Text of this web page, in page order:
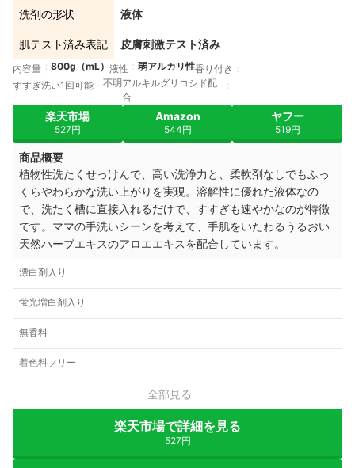
洗剤の形状 液体
肌テスト済み表記 皮膚刺激テスト済み
内容量 800g（mL） 液性 弱アルカリ性香り付き
すすぎ洗い1回可能
不明 アルキルグリコシド配
合
楽天市場
527円
Amazon
544円
ヤフー
519円
商品概要
植物性洗たくせっけんで、高い洗浄力と、柔軟剤なしでもふっ
くらやわらかな洗い上がりを実現。溶解性に優れた液体なの
で、洗たく槽に直接入れるだけで、すすぎも速やかなのが特徴
です。ママの手洗いシーンを考えて、手肌をいたわるうるおい
天然ハーブエキスのアロエエキスを配合しています。
漂白剤入り
蛍光増白剤入り
無香料
着色料フリー
全部見る
楽天市場で詳細を見る
527円